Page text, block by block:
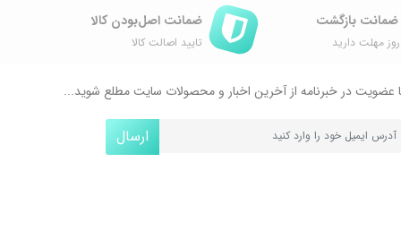
مهلت دارید
ضمانت اصل‌بودن کالا
تایید اصالت کالا
عضویت در خبرنامه از آخرین اخبار و محصولات سایت مطلع شوید...
ارسال